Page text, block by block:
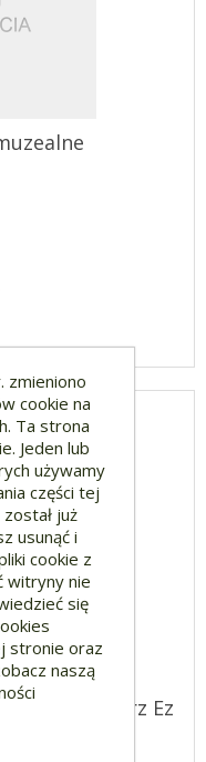
komentarz Ez
zmieniono
cookie na
Ta strona
Jeden lub
używamy
części tej
już
usunąć i
cookie z
witryny nie
się
stronie oraz
naszą